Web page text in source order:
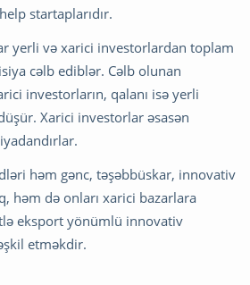
startaplarıdır.
yerli və xarici investorlardan toplam
cəlb ediblər. Cəlb olunan
investorların, qalanı isə yerli
Xarici investorlar əsasən
həm gənc, təşəbbüskar, innovativ
həm də onları xarici bazarlara
eksport yönümlü innovativ
etməkdir.